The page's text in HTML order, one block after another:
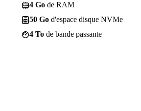
4 Go de RAM
50 Go d'espace disque NVMe
4 To de bande passante